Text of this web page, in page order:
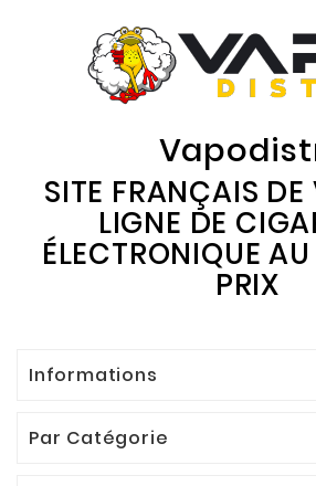
SITE FRANÇAIS DE
LIGNE DE
ÉLECTRONIQUE
PRIX
Informations
Par Catégorie